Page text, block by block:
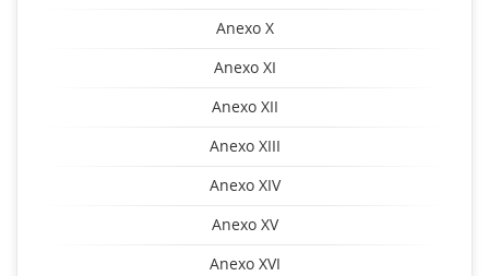
Anexo X
Anexo XI
Anexo XII
Anexo XIII
Anexo XIV
Anexo XV
Anexo XVI